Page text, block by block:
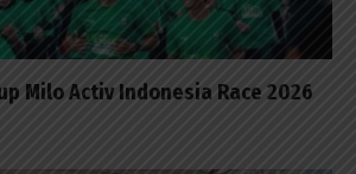
Milo Activ Indonesia Race 2026